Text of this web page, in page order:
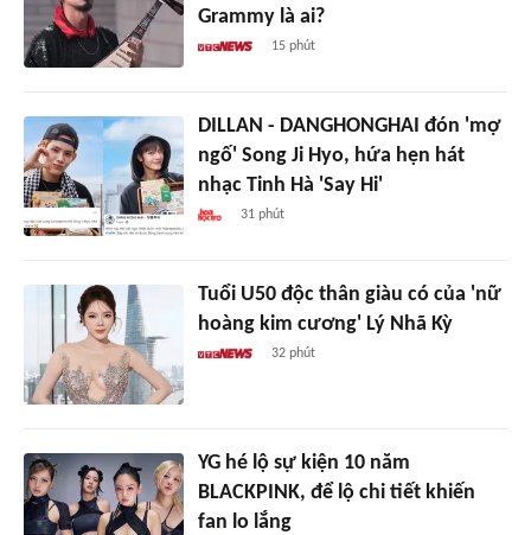
Grammy là ai?
15 phút
DILLAN - DANGHONGHAI đón 'mợ
ngố' Song Ji Hyo, hứa hẹn hát
nhạc Tinh Hà 'Say Hi'
31 phút
Tuổi U50 độc thân giàu có của 'nữ
hoàng kim cương' Lý Nhã Kỳ
32 phút
YG hé lộ sự kiện 10 năm
BLACKPINK, để lộ chi tiết khiến
fan lo lắng